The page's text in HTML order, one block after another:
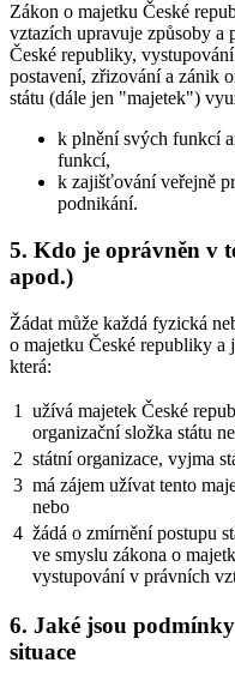
Zákon o majetku České
vztazích upravuje způsoby a
České republiky,
postavení, zřizování a zánik
státu (dále jen "majetek")
k plnění svých funkcí
funkcí,
k zajišťování veřejně
podnikání.
5. Kdo je oprávněn v
apod.)
Žádat může každá fyzická
o majetku České republiky
která:
1
užívá majetek České
organizační složka státu
2 státní organizace, vyjma
3 má zájem užívat tento
nebo
4 žádá o zmírnění postupu
ve smyslu zákona o
vystupování v právních
6. Jaké jsou
situace